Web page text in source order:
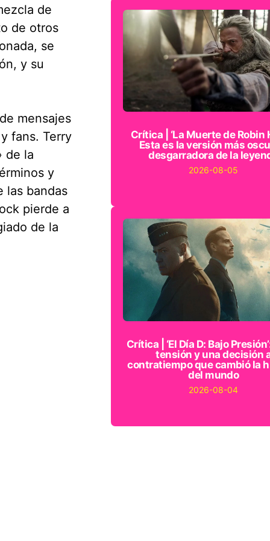
de
de otros
se
y su
mensajes
fans. Terry
de la
y
las bandas
pierde a
de la
Crítica | ‘La Muerte de Robin
Esta es la versión más
desgarradora de la
2026-08-05
Crítica | ‘El Día D: Bajo
tensión y una decisión
contratiempo que cambió la
del mundo
2026-08-04